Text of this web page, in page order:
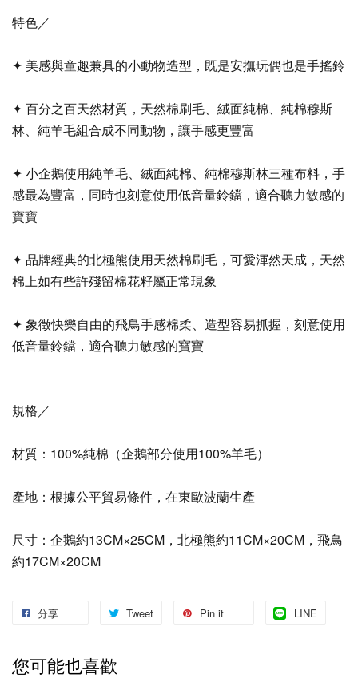
特色／
✦ 美感與童趣兼具的小動物造型，既是安撫玩偶也是手搖鈴
✦ 百分之百天然材質，天然棉刷毛、絨面純棉、純棉穆斯
林、純羊毛組合成不同動物，讓手感更豐富
✦ 小企鵝使用純羊毛、絨面純棉、純棉穆斯林三種布料，手
感最為豐富，同時也刻意使用低音量鈴鐺，適合聽力敏感的
寶寶
✦ 品牌經典的北極熊使用天然棉刷毛，可愛渾然天成，天然
棉上如有些許殘留棉花籽屬正常現象
✦ 象徵快樂自由的飛鳥手感棉柔、造型容易抓握，刻意使用
低音量鈴鐺，適合聽力敏感的寶寶
規格／
材質：100%純棉（企鵝部分使用100%羊毛）
產地：根據公平貿易條件，在東歐波蘭生產
尺寸：企鵝約13CM×25CM，北極熊約11CM×20CM，飛鳥
約17CM×20CM
分享 Tweet Pin it LINE
您可能也喜歡